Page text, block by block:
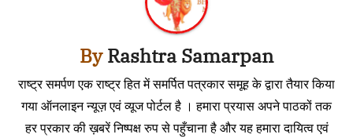
ByRashtra Samarpan
राष्ट्र समर्पण एक राष्ट्र हित में समर्पित पत्रकार समूह के द्वारा तैयार किया
गया ऑनलाइन न्यूज़ एवं व्यूज पोर्टल है । हमारा प्रयास अपने पाठकों तक
हर प्रकार की ख़बरें निष्पक्ष रुप से पहुँचाना है और यह हमारा दायित्व एवं